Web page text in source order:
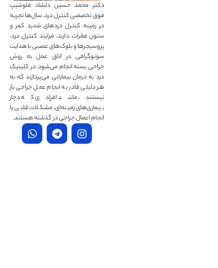
دکتر محمد حسین دلشاد فلوشیپ
فوق تخصصی کنترل درد، سال‌ها تجربه
در زمینه کنترل دردهای شدید کمر و
ستون فقرات دارند. فرایند کنترل درد،
پروسیجرها و بلوک‌های عصبی با هدایت
سونوگرافی در اتاق عمل به روش
جراحی بسته انجام می‌شود. در کلینیک
درد به درمان‌ بیمارانی می‌پردازند که به
هر دلیلی قادر به انجام عمل جراحی باز
نیستند، مانند افرادی که دچار
بیماری‌های زمینه‌ای، مشکلات قلبی یا
انجام اعمال جراحی در گذشته هستند.